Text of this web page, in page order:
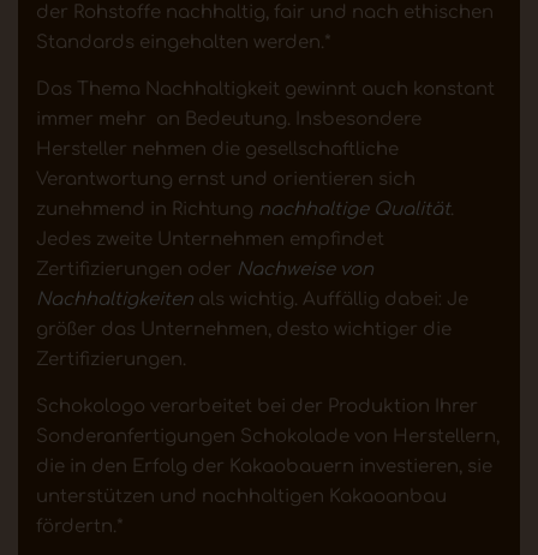
der Rohstoffe nachhaltig, fair und nach ethischen
Standards eingehalten werden.*
Das Thema Nachhaltigkeit gewinnt auch konstant
immer mehr an Bedeutung. Insbesondere
Hersteller nehmen die gesellschaftliche
Verantwortung ernst und orientieren sich
zunehmend in Richtung nachhaltige Qualität.
Jedes zweite Unternehmen empfindet
Zertifizierungen oder Nachweise von
Nachhaltigkeiten als wichtig. Auffällig dabei: Je
größer das Unternehmen, desto wichtiger die
Zertifizierungen.
Schokologo verarbeitet bei der Produktion Ihrer
Sonderanfertigungen Schokolade von Herstellern,
die in den Erfolg der Kakaobauern investieren, sie
unterstützen und nachhaltigen Kakaoanbau
fördertn.*